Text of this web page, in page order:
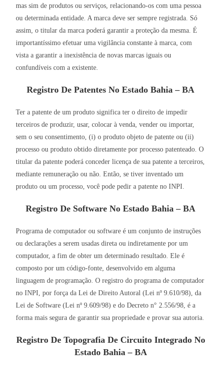
mas sim de produtos ou serviços, relacionando-os com uma pessoa
ou determinada entidade. A marca deve ser sempre registrada. Só
assim, o titular da marca poderá garantir a proteção da mesma. É
importantíssimo efetuar uma vigilância constante à marca, com
vista a garantir a inexistência de novas marcas iguais ou
confundíveis com a existente.
Registro De Patentes No Estado Bahia – BA
Ter a patente de um produto significa ter o direito de impedir
terceiros de produzir, usar, colocar à venda, vender ou importar,
sem o seu consentimento, (i) o produto objeto de patente ou (ii)
processo ou produto obtido diretamente por processo patenteado. O
titular da patente poderá conceder licença de sua patente a terceiros,
mediante remuneração ou não. Então, se tiver inventado um
produto ou um processo, você pode pedir a patente no INPI.
Registro De Software No Estado Bahia – BA
Programa de computador ou software é um conjunto de instruções
ou declarações a serem usadas direta ou indiretamente por um
computador, a fim de obter um determinado resultado. Ele é
composto por um código-fonte, desenvolvido em alguma
linguagem de programação. O registro do programa de computador
no INPI, por força da Lei de Direito Autoral (Lei nº 9.610/98), da
Lei de Software (Lei nº 9.609/98) e do Decreto n° 2.556/98, é a
forma mais segura de garantir sua propriedade e provar sua autoria.
Registro De Topografia De Circuito Integrado No
Estado Bahia – BA